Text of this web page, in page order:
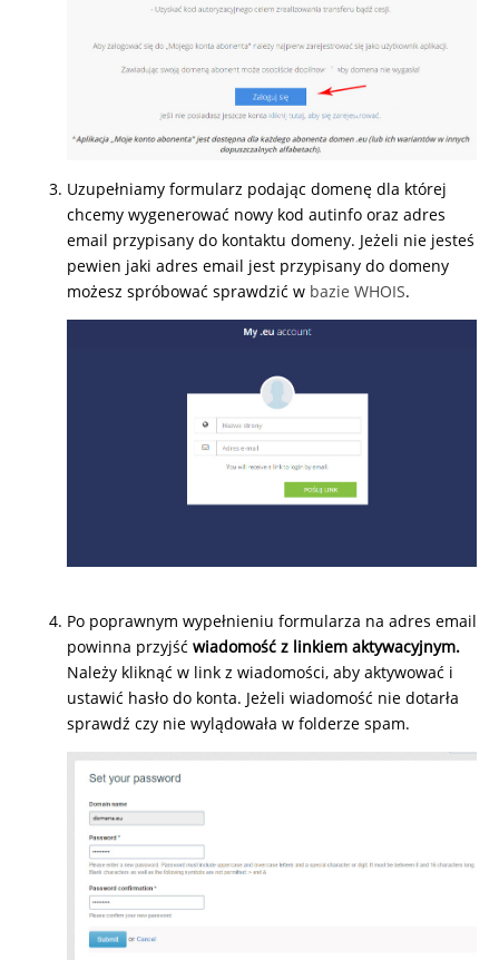
Uzupełniamy formularz podając domenę dla której
chcemy wygenerować nowy kod autinfo oraz adres
email przypisany do kontaktu domeny. Jeżeli nie jesteś
pewien jaki adres email jest przypisany do domeny
możesz spróbować sprawdzić w bazie WHOIS.
Po poprawnym wypełnieniu formularza na adres email
powinna przyjść wiadomość z linkiem aktywacyjnym.
Należy kliknąć w link z wiadomości, aby aktywować i
ustawić hasło do konta. Jeżeli wiadomość nie dotarła
sprawdź czy nie wylądowała w folderze spam.